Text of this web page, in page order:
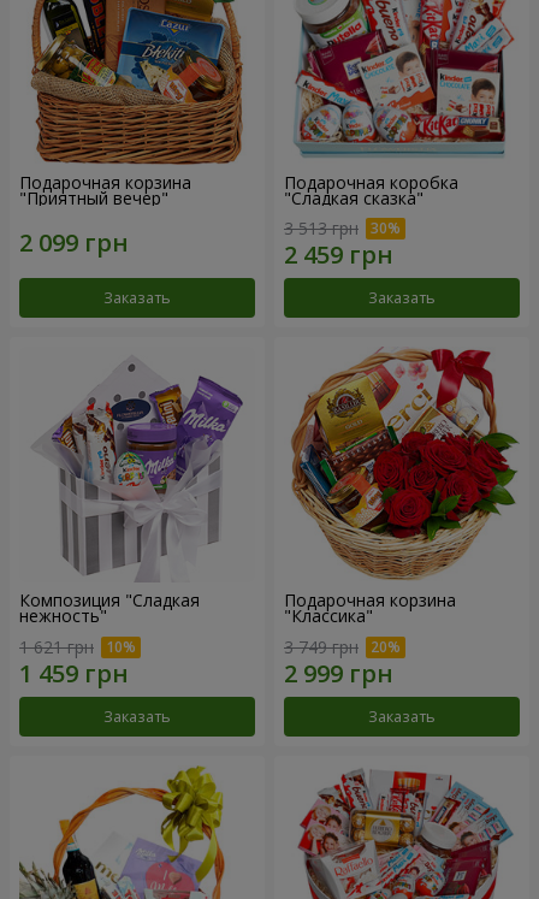
Подарочная корзина
"Приятный вечер"
Заказать
Подарочная коробка
"Сладкая сказка"
3 513 грн
Заказать
Композиция "Сладкая
нежность"
1 621 грн
Заказать
Подарочная корзина
"Классика"
3 749 грн
Заказать